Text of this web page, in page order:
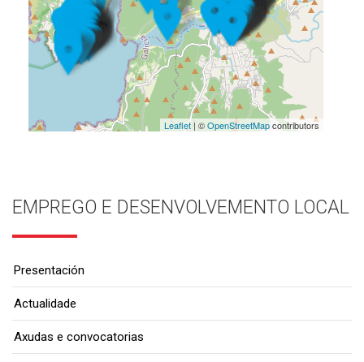
Leaflet| ©OpenStreetMapcontributors
EMPREGO E DESENVOLVEMENTO LOCAL
Presentación
Actualidade
Axudas e convocatorias